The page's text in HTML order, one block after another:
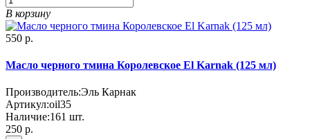
В корзину
550 р.
Масло черного тмина Королевское El Karnak (125 мл)
Производитель:Эль Карнак
Артикул:oil35
Наличие:161 шт.
250 р.